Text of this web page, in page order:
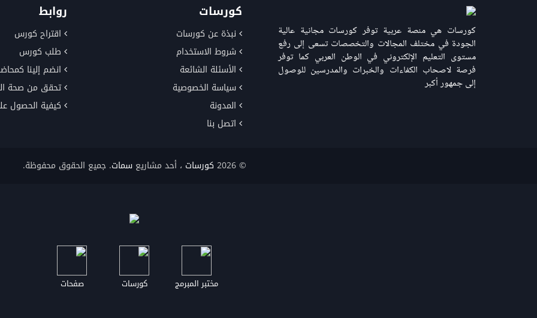
كورسات هي منصة عربية توفر كورسات مجانية عالية
الجودة في مختلف المجالات والتخصصات تسعى إلى رفع
مستوى التعليم الإلكتروني في الوطن العربي كما توفر
فرصة لاصحاب الكفاءات والخبرات والمدرسين للوصول
إلى جمهور أكبر
كورسات
نبذة عن كورسات
شروط الاستخدام
الأسئلة الشائعة
سياسة الخصوصية
المدونة
اتصل بنا
روابط
اقتراح كورس
طلب كورس
انضم إلينا
تحقق من صحة
كيفية الحصول
© 2026 كورسات ، أحد مشاريعسمات. جميع الحقوق محفوظة.
مختبر المبرمج كورسات صفحات